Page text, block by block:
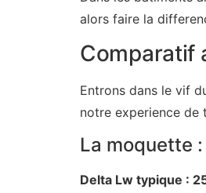
alors faire la
Comparatif
Entrons dans le vif
notre experience de
La moquette
Delta Lw typique :